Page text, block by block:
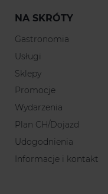
NA SKRÓTY
Gastronomia
Usługi
Sklepy
Promocje
Wydarzenia
Plan CH/Dojazd
Udogodnienia
Informacje i kontakt